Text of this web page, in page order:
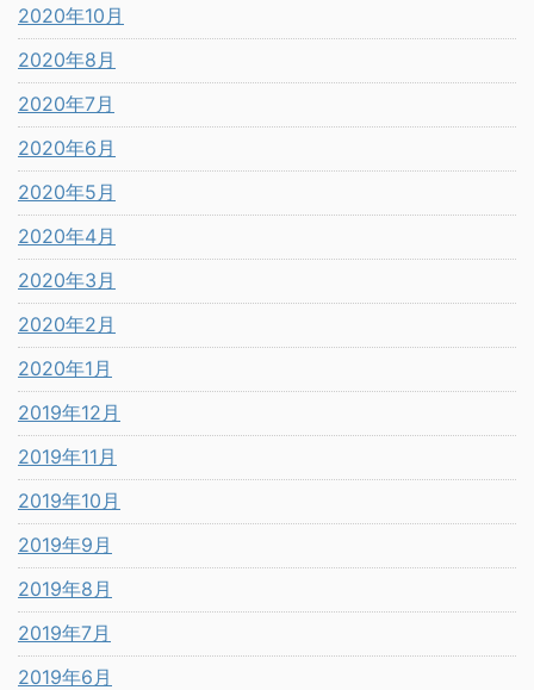
2020年10月
2020年8月
2020年7月
2020年6月
2020年5月
2020年4月
2020年3月
2020年2月
2020年1月
2019年12月
2019年11月
2019年10月
2019年9月
2019年8月
2019年7月
2019年6月